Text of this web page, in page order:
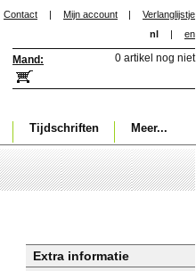
Contact | Mijn account |
Verlanglijstje
nl
| en
Mand: 0 artikel nog niet
Tijdschriften Meer...
Extra informatie